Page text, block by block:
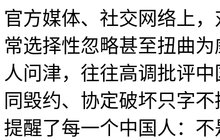
官方媒体、社交网络上
常选择性忽略甚至扭曲
人问津，往往高调批评
同毁约、协定破坏只字
提醒了每一个中国人：